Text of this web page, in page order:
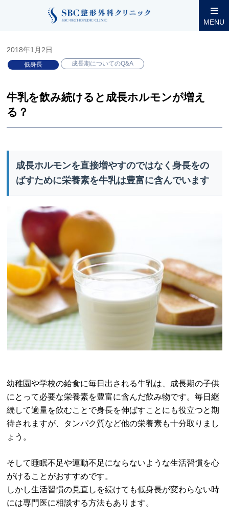
MENU
整形外科コラム 小児低身長 成長期についてのQ&A 牛乳
2018年1月2日
低身長 成長期についてのQ&A
牛乳を飲み続けると成長ホルモンが増え
る？
成長ホルモンを直接増やすのではなく身長をの
ばすために栄養素を牛乳は豊富に含んでいます
幼稚園や学校の給食に毎日出される牛乳は、成長期の子供
にとって必要な栄養素を豊富に含んだ飲み物です。毎日継
続して適量を飲むことで身長を伸ばすことにも役立つと期
待されますが、タンパク質など他の栄養素も十分取りまし
ょう。
そして睡眠不足や運動不足にならないような生活習慣を心
がけることがおすすめです。
しかし生活習慣の見直しを続けても低身長が変わらない時
には専門医に相談する方法もあります。